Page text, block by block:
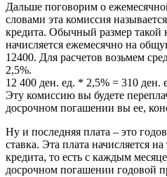
Дальше поговорим о
словами эта комиссия
кредита. Обычный размер такой
начисляется ежемесячно на
12400. Для расчетов возьмем
2,5%.
12 400 ден. ед. * 2,5% = 310 ден.
Эту комиссию вы будете
досрочном погашении вы ее,
Ну и последняя плата – это
ставка. Эта плата начисляется
кредита, то есть с каждым
досрочном погашении годовой